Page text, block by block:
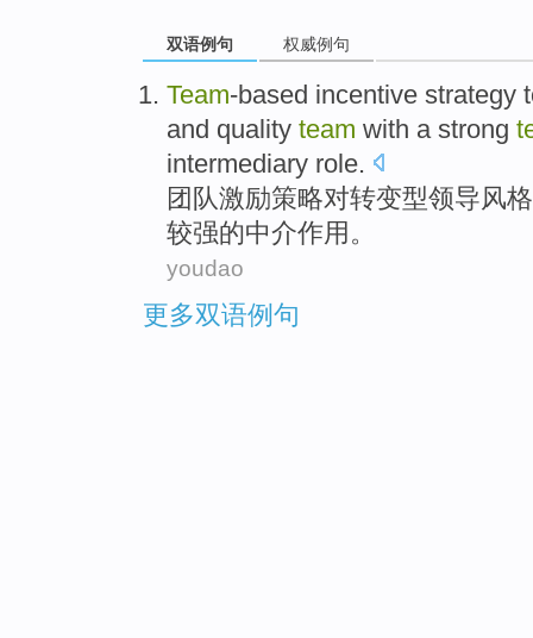
双语例句 权威例句
Team-based incentive strategy
and quality team with a strong
intermediary role.
团队激励策略对转变型领导风格
较强的中介作用 。
youdao
更多双语例句